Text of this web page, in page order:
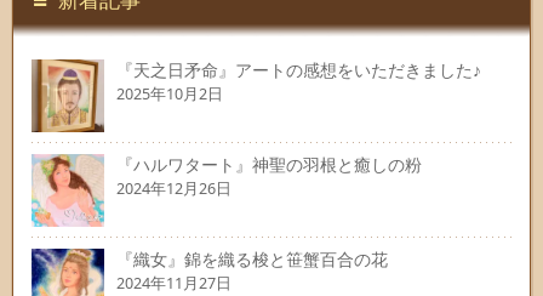
『天之日矛命』アートの感想をいただきました♪
2025年10月2日
『ハルワタート』神聖の羽根と癒しの粉
2024年12月26日
『織女』錦を織る梭と笹蟹百合の花
2024年11月27日